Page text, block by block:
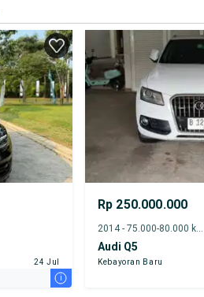
24 Jul
i
Rp 250.000.000
2014 - 75.000-80.000 km
Audi Q5
Kebayoran Baru